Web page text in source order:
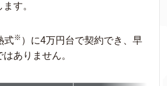
す。
式※ ）に4万円台で契約でき、早
ありません。